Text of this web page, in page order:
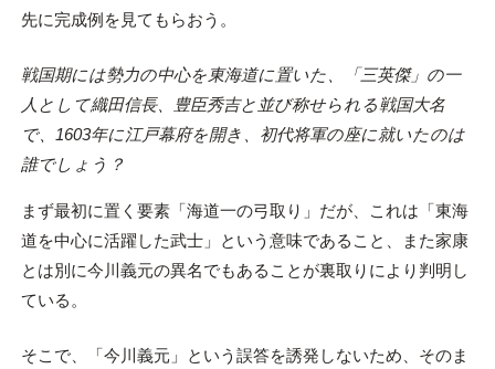
先に完成例を見てもらおう。
戦国期には勢力の中心を東海道に置いた、「三英傑」の一
人として織田信長、豊臣秀吉と並び称せられる戦国大名
で、1603年に江戸幕府を開き、初代将軍の座に就いたのは
誰でしょう？
まず最初に置く要素「海道一の弓取り」だが、これは「東海
道を中心に活躍した武士」という意味であること、また家康
とは別に今川義元の異名でもあることが裏取りにより判明し
ている。
そこで、「今川義元」という誤答を誘発しないため、そのま